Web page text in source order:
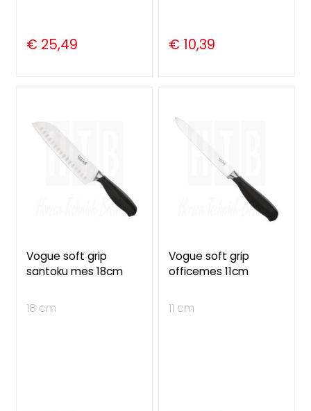
€ 25,49 € 10,39
Vogue soft grip
santoku mes 18cm
18 cm
Vogue soft grip
officemes 11cm
11 cm